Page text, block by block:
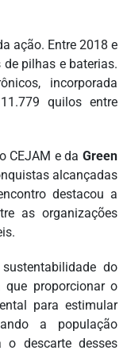
ação. Entre 2018 e
pilhas e baterias.
incorporada
quilos entre
CEJAM e da Green
alcançadas
destacou a
as organizações
do
que proporcionar o
para estimular
a população
o descarte desses